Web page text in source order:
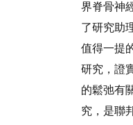
界脊骨神
了研究助
值得一提
研究，證
的鬆弛有
究，是聯